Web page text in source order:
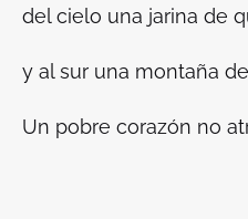
del cielo una jarina de
y al sur una montaña
Un pobre corazón no